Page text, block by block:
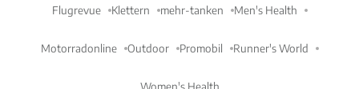
Flugrevue Klettern mehr-tanken Men's Health
Motorradonline Outdoor Promobil Runner's World